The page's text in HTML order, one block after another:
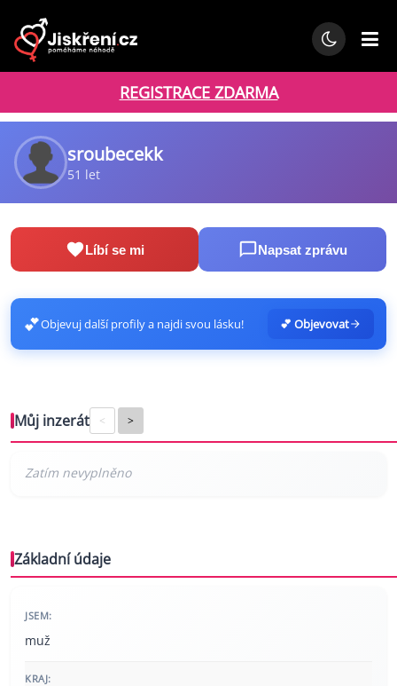
REGISTRACE ZDARMA
sroubecekk
51 let
Líbí se mi Napsat zprávu
💕Objevuj další profily a najdi svou lásku! 💕 Objevovat
Můj inzerát < >
Základní údaje
JSEM:
muž
KRAJ: